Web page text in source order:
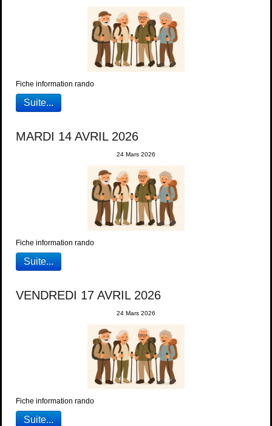
Fiche information rando
Suite...
MARDI 14 AVRIL 2026
24 Mars 2026
Fiche information rando
Suite...
VENDREDI 17 AVRIL 2026
24 Mars 2026
Fiche information rando
Suite...